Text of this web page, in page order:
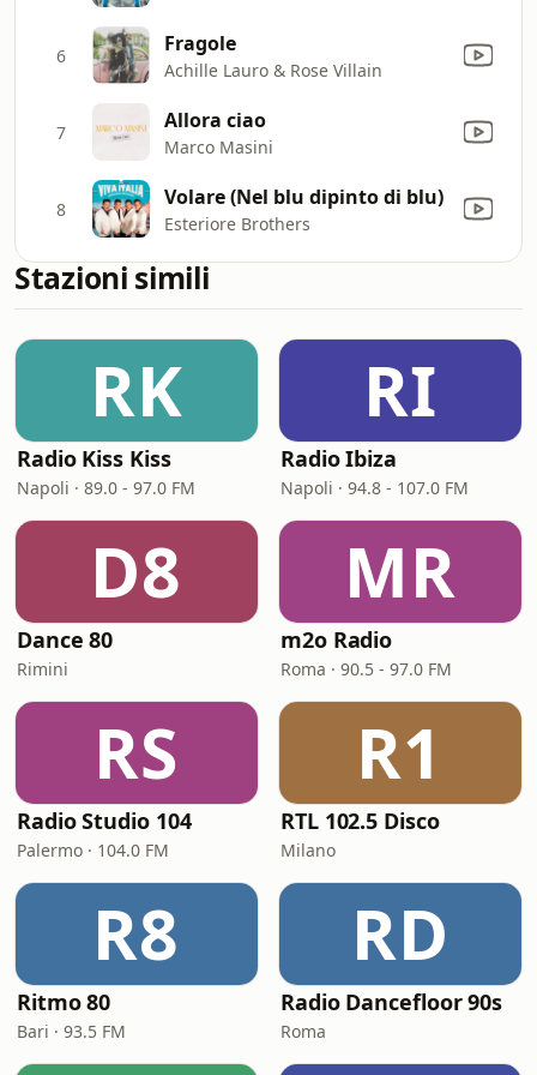
6 Fragole
Achille Lauro & Rose Villain
7 Allora ciao
Marco Masini
8 Volare (Nel blu dipinto di blu)
Esteriore Brothers
Stazioni simili
RK
Radio Kiss Kiss
Napoli · 89.0 - 97.0 FM
RI
Radio Ibiza
Napoli · 94.8 - 107.0 FM
D8
Dance 80
Rimini
MR
m2o Radio
Roma · 90.5 - 97.0 FM
RS
Radio Studio 104
Palermo · 104.0 FM
R1
RTL 102.5 Disco
Milano
R8
Ritmo 80
Bari · 93.5 FM
RD
Radio Dancefloor 90s
Roma